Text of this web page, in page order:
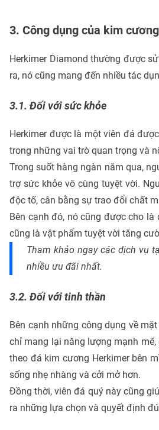
3. Công dụng của kim
Herkimer Diamond thường được
ra, nó cũng mang đến nhiều tác
3.1. Đối với sức khỏe
Herkimer được là một viên đá
trong những vai trò quan trọng và
Trong suốt hàng ngàn năm qua,
trợ sức khỏe vô cùng tuyệt vời.
độc tố, cân bằng sự trao đổi chất
Bên cạnh đó, nó cũng được cho
cũng là vật phẩm tuyệt vời tăng
Tham khảo ngay các dịch vụ
nhiều ưu đãi nhất.
3.2. Đối với tinh thần
Bên cạnh những công dụng về
chỉ mang lại năng lượng mạnh
theo đá kim cương Herkimer bên
sống nhẹ nhàng và cởi mở hơn.
Đồng thời, viên đá quý này cũng
ra những lựa chọn và quyết định